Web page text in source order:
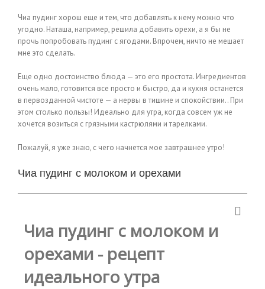
Чиа пудинг хорош еще и тем, что добавлять к нему можно что
угодно. Наташа, например, решила добавить орехи, а я бы не
прочь попробовать пудинг с ягодами. Впрочем, ничто не мешает
мне это сделать.
Еще одно достоинство блюда — это его простота. Ингредиентов
очень мало, готовится все просто и быстро, да и кухня останется
в первозданной чистоте — а нервы в тишине и спокойствии.. При
этом столько пользы! Идеально для утра, когда совсем уж не
хочется возиться с грязными кастрюлями и тарелками.
Пожалуй, я уже знаю, с чего начнется мое завтрашнее утро!
Чиа пудинг с молоком и орехами
Чиа пудинг с молоком и
орехами - рецепт
идеального утра